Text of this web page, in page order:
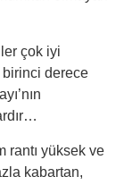
çok iyi
birinci derece
rantı yüksek ve
kabartan,